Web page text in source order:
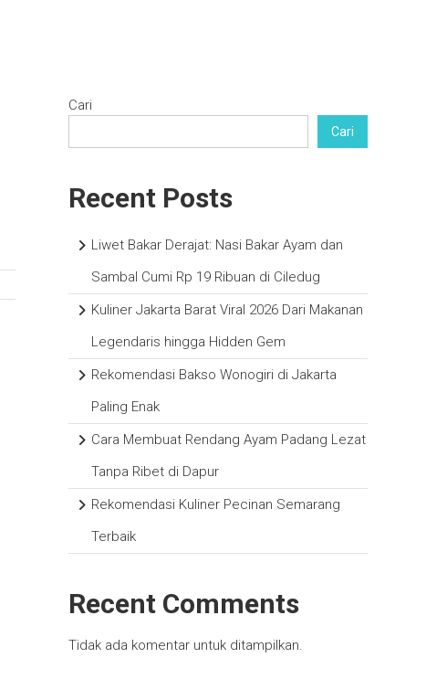
Cari
Cari
Recent Posts
Liwet Bakar Derajat: Nasi Bakar Ayam dan
Sambal Cumi Rp 19 Ribuan di Ciledug
Kuliner Jakarta Barat Viral 2026 Dari Makanan
Legendaris hingga Hidden Gem
Rekomendasi Bakso Wonogiri di Jakarta
Paling Enak
Cara Membuat Rendang Ayam Padang Lezat
Tanpa Ribet di Dapur
Rekomendasi Kuliner Pecinan Semarang
Terbaik
Recent Comments
Tidak ada komentar untuk ditampilkan.